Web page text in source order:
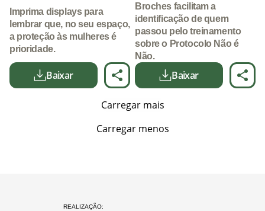
Imprima displays para
lembrar que, no seu espaço,
a proteção às mulheres é
prioridade.
Baixar
Broches facilitam a
identificação de quem
passou pelo treinamento
sobre o Protocolo Não é
Não.
Baixar
Carregar mais
Carregar menos
REALIZAÇÃO: